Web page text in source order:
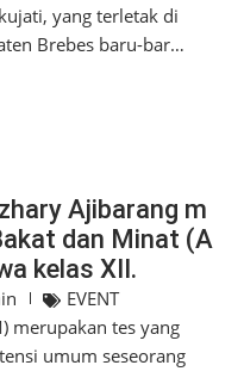
yang terletak di
Brebes baru-bar…
Ajibarang m
dan Minat (A
kelas XII.
EVENT
merupakan tes yang
umum seseorang